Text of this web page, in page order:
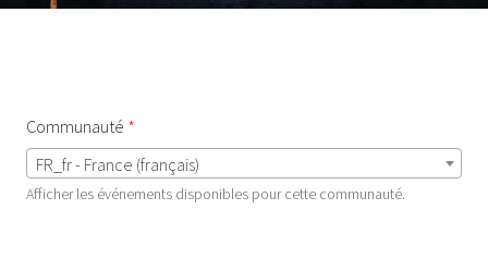
Communauté
FR_fr - France (français)
Afficher les événements disponibles pour cette communauté.